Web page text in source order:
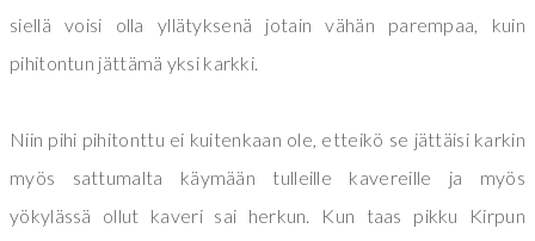
siellä voisi olla yllätyksenä jotain vähän parempaa, kuin
pihitontun jättämä yksi karkki.
Niin pihi pihitonttu ei kuitenkaan ole, etteikö se jättäisi karkin
myös sattumalta käymään tulleille kavereille ja myös
yökylässä ollut kaveri sai herkun. Kun taas pikku Kirpun